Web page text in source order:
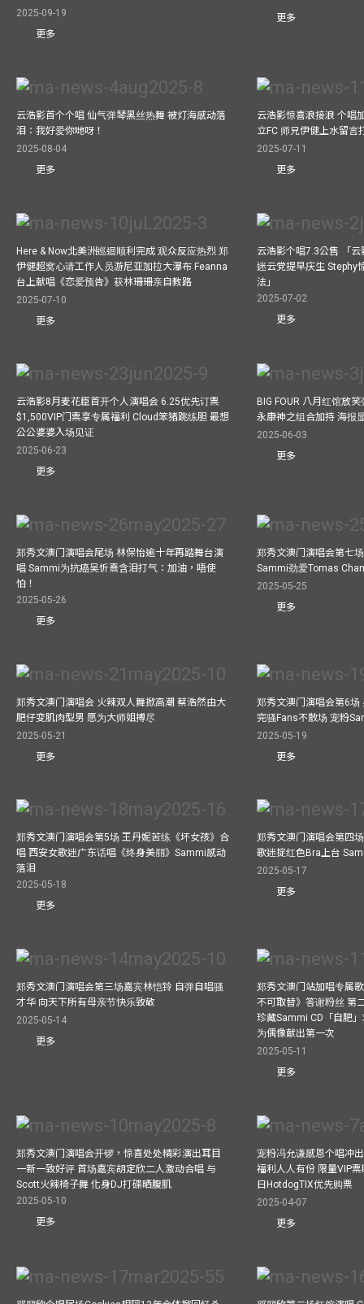
2025-09-19
更多
更多
云浩影首个个唱 仙气弹琴黑丝热舞 被灯海感动落
泪：我好爱你哋呀！
2025-08-04
更多
云浩影惊喜浪接浪 个唱
立FC 师兄伊健上水留言
2025-07-11
更多
Here & Now北美洲巡迴顺利完成 观众反应热烈 郑
伊健超窝心请工作人员游尼亚加拉大瀑布 Feanna
台上献唱《恋爱预告》获林珊珊亲自教路
2025-07-10
更多
云浩影个唱7.3公售 「
迷云党提早庆生 Stephy
法」
2025-07-02
更多
云浩影8月麦花臣首开个人演唱会 6.25优先订票
$1,500VIP门票享专属福利 Cloud笨猪跳练胆 最想
公公婆婆入场见证
2025-06-23
更多
BIG FOUR 八月红馆放
永康神之组合加持 海报
2025-06-03
更多
郑秀文澳门演唱会尾场 林保怡逾十年再踏舞台演
唱 Sammi为抗癌吴忻熹含泪打气：加油，唔使
怕！
2025-05-26
更多
郑秀文澳门演唱会第七
Sammi劲爱Tomas
2025-05-25
更多
郑秀文澳门演唱会 火辣双人舞掀高潮 蔡浩然由大
肥仔变肌肉型男 愿为大师姐搏尽
2025-05-21
更多
郑秀文澳门演唱会第6场
完骚Fans不散场 宠粉
2025-05-19
更多
郑秀文澳门演唱会第5场 王丹妮苦练《坏女孩》合
唱 西安女歌迷广东话唱《终身美丽》Sammi感动
落泪
2025-05-18
更多
郑秀文澳门演唱会第四
歌迷掟红色Bra上台
2025-05-17
更多
郑秀文澳门演唱会第三场嘉宾林恺铃 自弹自唱骚
才华 向天下所有母亲节快乐致敬
2025-05-14
更多
郑秀文澳门站加唱专属
不可取替》答谢粉丝 第
珍藏Sammi CD「自肥
为偶像献出第一次
2025-05-11
更多
郑秀文澳门演唱会开锣，惊喜处处精彩演出耳目
一新一致好评 首场嘉宾胡定欣二人激动合唱 与
Scott火辣椅子舞 化身DJ打碟晒腹肌
2025-05-10
更多
宠粉冯允谦感恩个唱冲
福利人人有份 限量VIP
日HotdogTIX优先购票
2025-04-07
更多